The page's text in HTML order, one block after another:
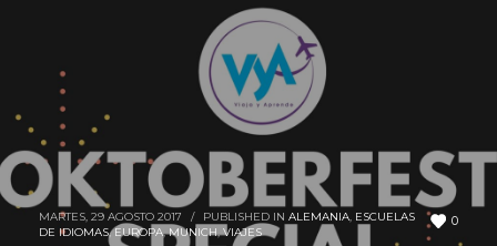
0
MARTES, 29 AGOSTO 2017 / PUBLISHED IN ALEMANIA, ESCUELAS
DE IDIOMAS,EUROPA,MUNICH,VIAJES